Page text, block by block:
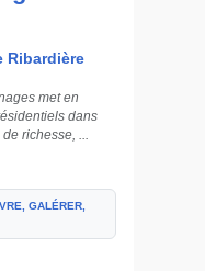
Ribardière
met en
dans
richesse, ...
GALÉRER,